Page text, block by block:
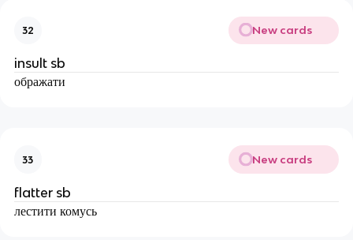
32 New cards
insult sb
ображати
33 New cards
flatter sb
лестити комусь